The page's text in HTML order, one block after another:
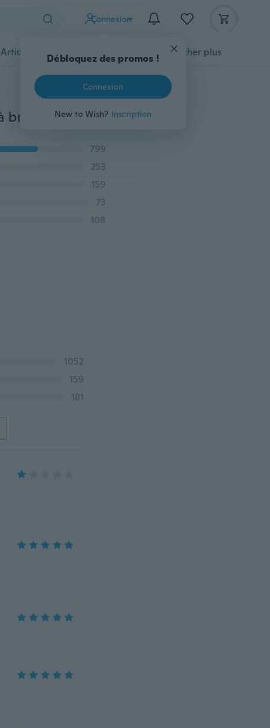
Connexion
Débloquez des promos !
Connexion
New to Wish? Inscription
Articles pour animaux domestiques Afficher plus
NOUVEAU Débardeur été grande taille pour femme à bretelles spaghetti imprimé fleurs sans manches Débardeur décontracté
799
253
159
73
108
1052
159
181